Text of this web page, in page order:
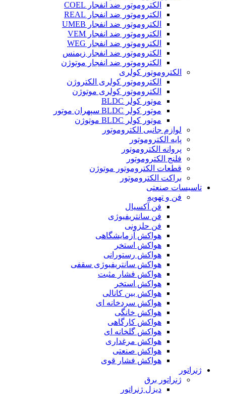
الکتروموتور ضد انفجار COEL
الکتروموتور ضد انفجار REAL
الکتروموتور ضد انفجار UMEB
الکتروموتور ضد انفجار VEM
الکتروموتور ضد انفجار WEG
الکتروموتور ضد انفجار زیمنس
الکتروموتور ضد انفجار موتوژن
الکتروموتور کولری
الکتروموتور کولری الکتروژن
الکتروموتور کولری موتوژن
موتور کولر BLDC
موتور کولر BLDC سپهران موتور
موتور کولر BLDC موتوژن
لوازم جانبی الکتروموتور
پایه الکتروموتور
پروانه الکتروموتور
فلنج الکتروموتور
قطعات الکتروموتور موتوژن
براکت الکتروموتور
تاسیسات صنعتی
فن و تهویه
فن آکسیال
فن سانتریفیوژی
فن حلزونی
هواکش آزمایشگاهی
هواکش استخر
هواکش رستورانی
هواکش سانتریفیوژی سقفی
هواکش فشار مثبت
هواکش استخر
هواکش بین کانالی
هواکش سردخانه ای
هواکش خانگی
هواکش کارگاهی
هواکش گلخانه ای
هواکش مرغداری
هواکش صنعتی
هواکش فشار قوی
ژنراتور
ژنراتور برق
دیزل ژنراتور